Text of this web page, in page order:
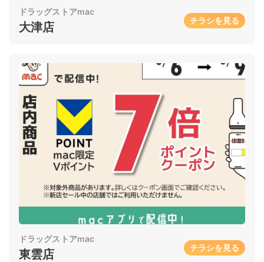
ドラッグストアmac
大津店 チラシを見る
ドラッグストアmac
東雲店 チラシを見る